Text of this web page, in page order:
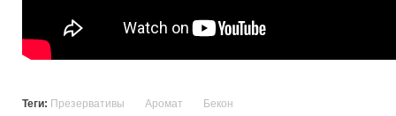
Теги: Презервативы Аромат Бекон